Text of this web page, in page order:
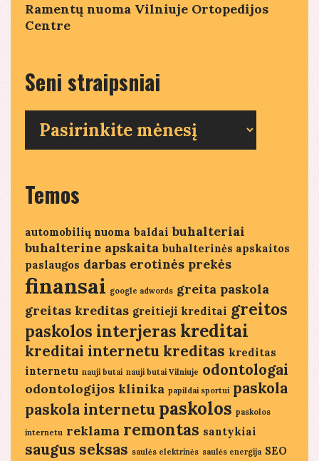
Ramentų nuoma Vilniuje Ortopedijos
Centre
Seni straipsniai
straipsniai
Temos
automobilių nuoma baldai buhalteriai
buhalterine apskaita buhalterinės apskaitos
paslaugos darbas erotinės prekės
finansai google adwords greita paskola
greitas kreditas greitieji kreditai greitos
paskolos interjeras kreditai
kreditai internetu kreditas kreditas
internetu nauji butai nauji butai Vilniuje odontologai
odontologijos klinika papildai sportui paskola
paskola internetu paskolos paskolos
internetu reklama remontas santykiai
saugus seksas saulės elektrinės saulės energija SEO